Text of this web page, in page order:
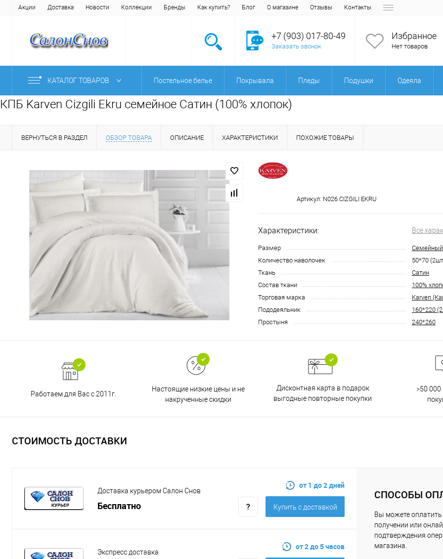
Акции Доставка Новости Коллекции Бренды Как купить? Блог О магазине Отзывы Контакты
+7 (903) 017-80-49
Заказать звонок
Избранное
Нет товаров
КАТАЛОГ ТОВАРОВ Постельное белье Покрывала Пледы Подушки Одеяла
КПБ Karven Cizgili Ekru семейное Сатин (100% хлопок)
ВЕРНУТЬСЯ В РАЗДЕЛ ОБЗОР ТОВАРА ОПИСАНИЕ ХАРАКТЕРИСТИКИ ПОХОЖИЕ ТОВАРЫ
Артикул: N026 CIZGILI EKRU
Характеристики: Все
Размер
Семейный
Количество наволочек
50*70
Ткань
Сатин
Состав ткани
100%
Торговая марка
Karven
Пододеяльник
160*220
Простыня
240*260
Работаем для Вас с 2011г.
Настоящие низкие цены и не
накрученные скидки
Дисконтная карта в подарок
выгодные повторные покупки
>50
СТОИМОСТЬ ДОСТАВКИ
Доставка курьером Салон Снов
Бесплатно
от 1 до 2 дней
Купить c доставкой
Экспресс доставка
от 2 до 5 часов
СПОСОБЫ
Вы можете оплатить
получении или
подтверждения
магазина.